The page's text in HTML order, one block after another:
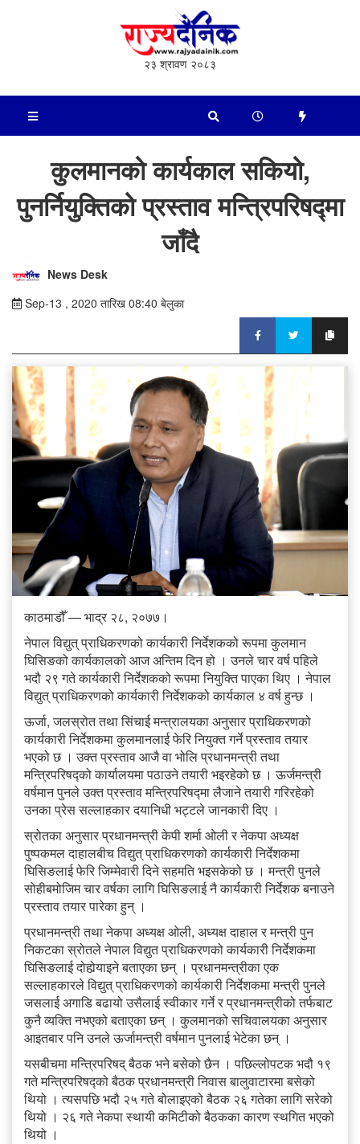
२३ श्रावण २०८३
कुलमानको कार्यकाल सकियो,
पुनर्नियुक्तिको प्रस्ताव मन्त्रिपरिषद्‍मा
जाँदै
News Desk
Sep-13 , 2020 तारिख 08:40 बेलुका
काठमाडौँ — भाद्र २८, २०७७।
नेपाल विद्युत् प्राधिकरणको कार्यकारी निर्देशकको रूपमा कुलमान
घिसिङको कार्यकालको आज अन्तिम दिन हो । उनले चार वर्ष पहिले
भदौ २९ गते कार्यकारी निर्देशकको रूपमा नियुक्ति पाएका थिए । नेपाल
विद्युत् प्राधिकरणको कार्यकारी निर्देशकको कार्यकाल ४ वर्ष हुन्छ ।
ऊर्जा, जलस्रोत तथा सिंचाई मन्त्रालयका अनुसार प्राधिकरणको
कार्यकारी निर्देशकमा कुलमानलाई फेरि नियुक्त गर्ने प्रस्ताव तयार
भएको छ । उक्त प्रस्ताव आजै वा भोलि प्रधानमन्त्री तथा
मन्त्रिपरिषद्को कार्यालयमा पठाउने तयारी भइरहेको छ । ऊर्जमन्त्री
वर्षमान पुनले उक्त प्रस्ताव मन्त्रिपरिषद्मा लैजाने तयारी गरिरहेको
उनका प्रेस सल्लाहकार दयानिधी भट्टले जानकारी दिए ।
स्रोतका अनुसार प्रधानमन्त्री केपी शर्मा ओली र नेकपा अध्यक्ष
पुष्पकमल दाहालबीच विद्युत् प्राधिकरणको कार्यकारी निर्देशकमा
घिसिङलाई फेरि जिम्मेवारी दिने सहमति भइसकेको छ । मन्त्री पुनले
सोहीबमोजिम चार वर्षका लागि घिसिङलाई नै कार्यकारी निर्देशक बनाउने
प्रस्ताव तयार पारेका हुन् ।
प्रधानमन्त्री तथा नेकपा अध्यक्ष ओली, अध्यक्ष दाहाल र मन्त्री पुन
निकटका स्रोतले नेपाल विद्युत प्राधिकरणको कार्यकारी निर्देशकमा
घिसिङलाई दोहोर्‍याइने बताएका छन् । प्रधानमन्त्रीका एक
सल्लाहकारले विद्युत् प्राधिकरणको कार्यकारी निर्देशकमा मन्त्री पुनले
जसलाई अगाडि बढायो उसैलाई स्वीकार गर्ने र प्रधानमन्त्रीको तर्फबाट
कुनै व्यक्ति नभएको बताएका छन् । कुलमानको सचिवालयका अनुसार
आइतबार पनि उनले ऊर्जामन्त्री वर्षमान पुनलाई भेटेका छन् ।
यसबीचमा मन्त्रिपरिषद् बैठक भने बसेको छैन । पछिल्लोपटक भदौ १९
गते मन्त्रिपरिषद्को बैठक प्रधानमन्त्री निवास बालुवाटारमा बसेको
थियो । त्यसपछि भदौ २५ गते बोलाइएको बैठक २६ गतेका लागि सरेको
थियो । २६ गते नेकपा स्थायी कमिटीको बैठकका कारण स्थगित भएको
थियो ।